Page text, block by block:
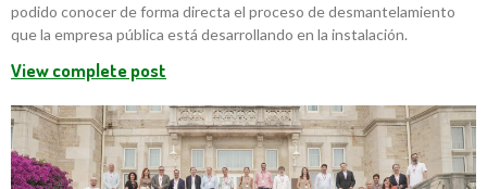
podido conocer de forma directa el proceso de desmantelamiento
que la empresa pública está desarrollando en la instalación.
View complete post